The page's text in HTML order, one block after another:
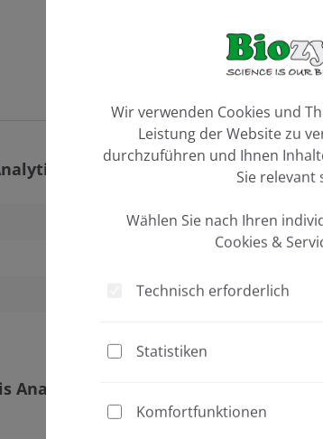
Balance, 120 g"
Balance, 120 g"
Wir verwenden Cookies und
Leistung der Website zu
durchzuführen und Ihnen
Sie relevant
Wählen Sie nach Ihren
Cookies &
Technisch erforderlich
Statistiken
Komfortfunktionen